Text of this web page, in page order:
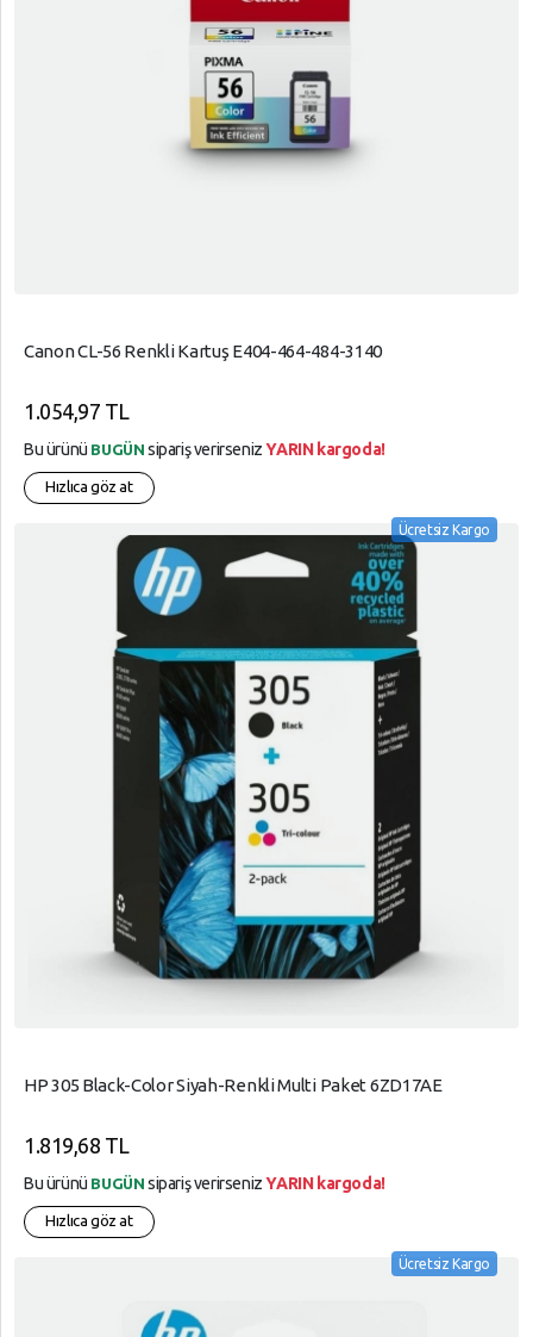
Canon CL-56 Renkli Kartuş E404-464-484-3140
1.054,97 TL
Bu ürünü BUGÜN sipariş verirsenizYARIN kargoda!
Hızlıca göz at
Ücretsiz Kargo
HP 305 Black-Color Siyah-Renkli Multi Paket 6ZD17AE
1.819,68 TL
Bu ürünü BUGÜN sipariş verirsenizYARIN kargoda!
Hızlıca göz at
Ücretsiz Kargo